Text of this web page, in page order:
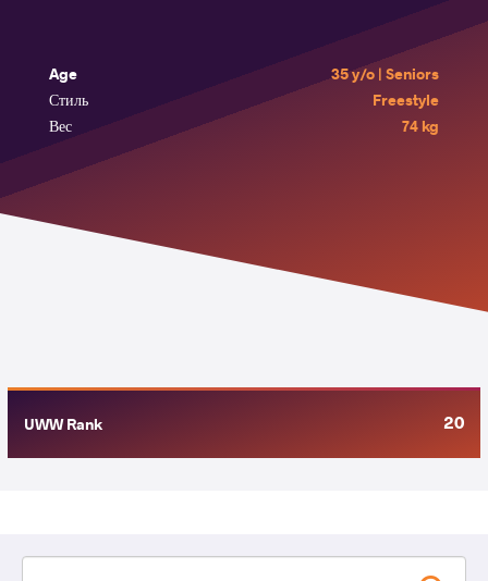
Age
35 y/o | Seniors
Стиль
Freestyle
Вес
74 kg
UWW Rank 20